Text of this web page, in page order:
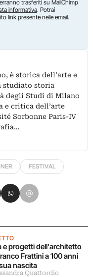
trasferiti su MailChimp
informativa. Potrai
link presente nelle email.
è storica dell’arte e
studiato storia
degli Studi di Milano
e critica dell’arte
Sorbonne Paris-IV
FESTIVAL
e progetti dell’architetto
Frattini a 100 anni
nascita
Quattordio
LinkedIn
su Pinterest
Condividi su WhatsApp
Condividi su Email